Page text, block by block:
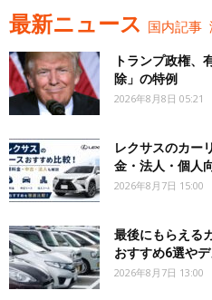
最新ニュース 国内記事
トランプ政権、
除」の特例
2026年8月8日 05:21
レクサスのカー
金・法人・個人
2026年8月7日 15:00
最後にもらえる
おすすめ6選や
2026年8月7日 13:00